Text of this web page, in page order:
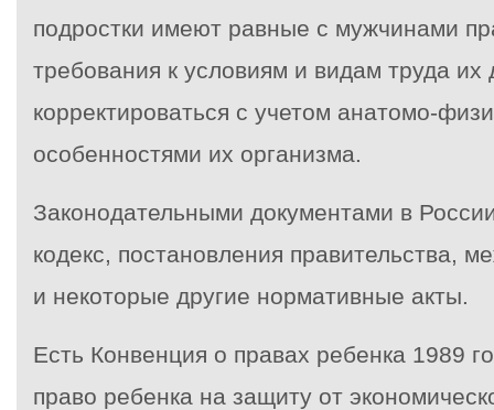
подростки имеют равные с мужчинами
требования к условиям и видам труда
корректироваться с учетом анатомо-
особенностями их организма.
Законодательными документами в
кодекс, постановления правительства,
и некоторые другие нормативные акты.
Есть Конвенция о правах ребенка 1989
право ребенка на защиту от